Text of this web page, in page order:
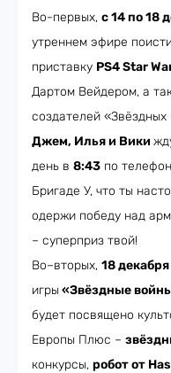
Во-первых, с 14 по 18
утреннем эфире
приставку PS4 Star
Дартом Вейдером, а
создателей
Джем, Илья и Вики
день в 8:43 по
Бригаде У, что ты
одержи победу над
– суперприз твой!
Во–вторых, 18 декабря
игры«Звёздные
будет посвящено
Европы Плюс –
конкурсы, робот от